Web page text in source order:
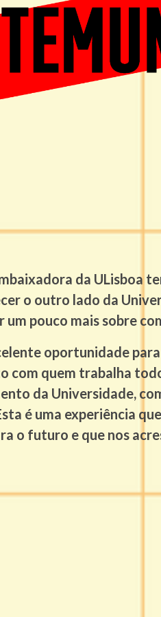
da ULisboa
o outro lado da
um pouco mais sobre
oportunidade
com quem trabalha
da Universidade,
é uma experiência
o futuro e que nos